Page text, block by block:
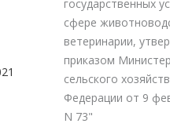
государственных
сфере
ветеринарии,
приказом
сельского
Федерации от 9
N 73"